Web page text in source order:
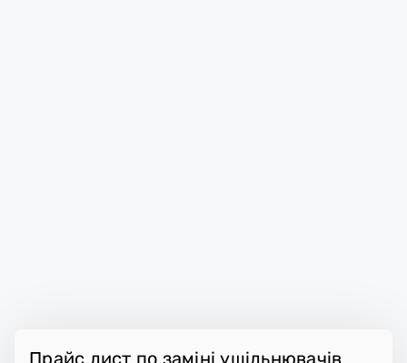
Прайс лист по заміні ущільнювачів